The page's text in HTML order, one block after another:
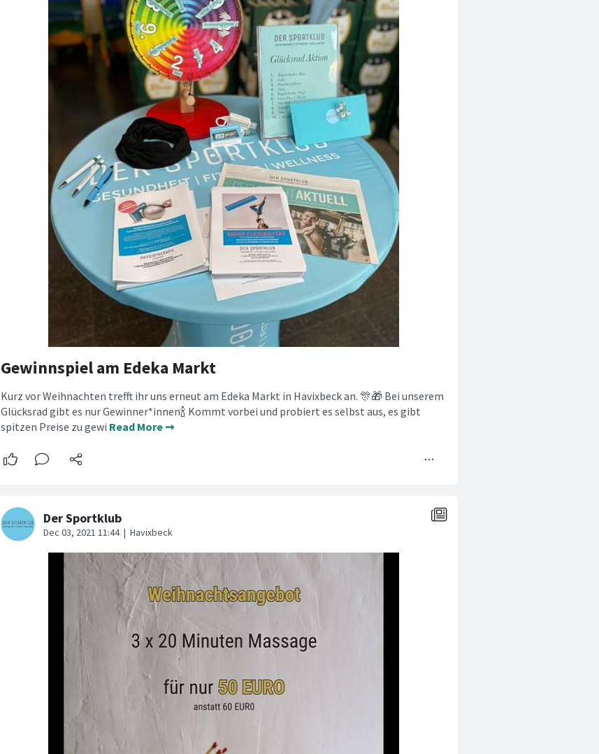
Gewinnspiel am Edeka Markt
Kurz vor Weihnachten trefft ihr uns erneut am Edeka Markt in Havixbeck an. 🎊🎁 Bei unserem
Glücksrad gibt es nur Gewinner*innen🍾 Kommt vorbei und probiert es selbst aus, es gibt
spitzen Preise zu gewi Read More ➞